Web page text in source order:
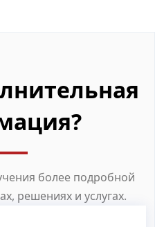
более подробной
решениях и услугах.